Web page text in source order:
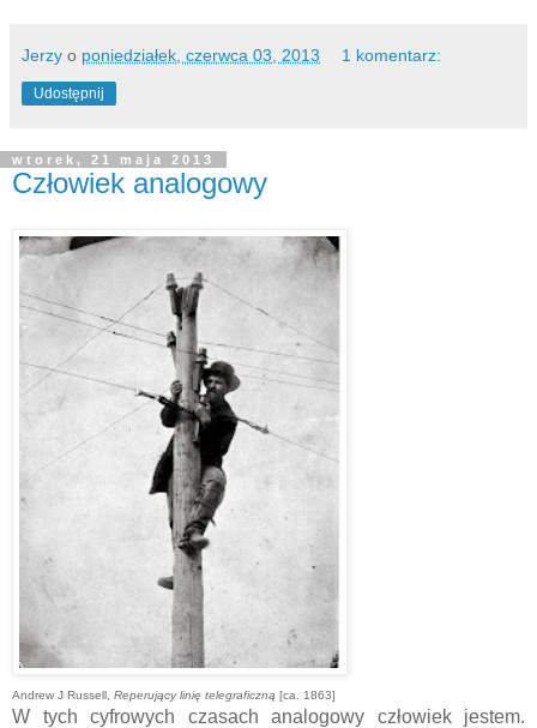
Jerzy o poniedziałek, czerwca 03, 2013 1 komentarz:
Udostępnij
wtorek, 21 maja 2013
Człowiek analogowy
Andrew J Russell, Reperujący linię telegraficzną [ca. 1863]
W tych cyfrowych czasach analogowy człowiek jestem.